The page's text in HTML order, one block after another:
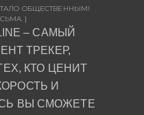
ОБЩЕСТВЕННЫМ!
}
– САМЫЙ
ТРЕКЕР,
КТО ЦЕНИТ
И
ВЫ СМОЖЕТЕ